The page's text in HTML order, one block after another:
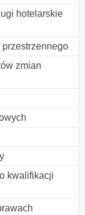
hotelarskie
zmian
kwalifikacji